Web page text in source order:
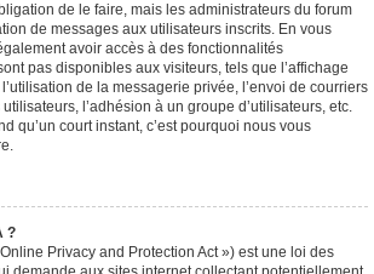
de le faire, mais les administrateurs du forum
de messages aux utilisateurs inscrits. En vous
avoir accès à des fonctionnalités
pas disponibles aux visiteurs, tels que l’affichage
de la messagerie privée, l’envoi de courriers
l’adhésion à un groupe d’utilisateurs, etc.
qu’un court instant, c’est pourquoi nous vous
?
Privacy and Protection Act ») est une loi des